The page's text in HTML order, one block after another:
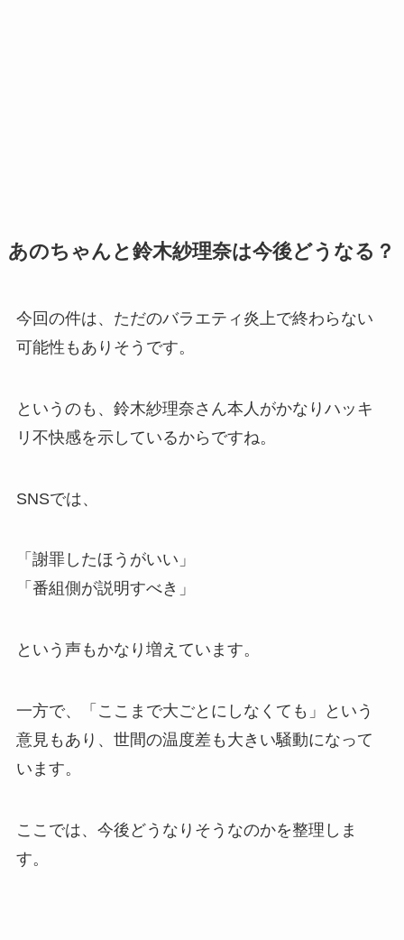
あのちゃんと鈴木紗理奈は今後どうなる？
今回の件は、ただのバラエティ炎上で終わらない
可能性もありそうです。
というのも、鈴木紗理奈さん本人がかなりハッキ
リ不快感を示しているからですね。
SNSでは、
「謝罪したほうがいい」
「番組側が説明すべき」
という声もかなり増えています。
一方で、「ここまで大ごとにしなくても」という
意見もあり、世間の温度差も大きい騒動になって
います。
ここでは、今後どうなりそうなのかを整理しま
す。